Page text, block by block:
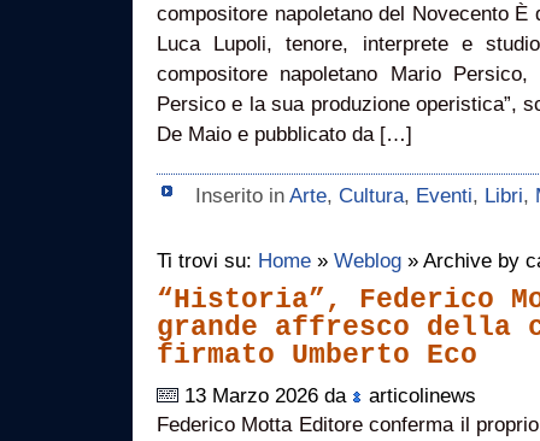
compositore napoletano del Novecento È
Luca Lupoli, tenore, interprete e
compositore napoletano Mario
Persico e la sua produzione operistica”,
De Maio e pubblicato da […]
Inserito in Arte, Cultura, Eventi, Libri,
Ti trovi su: Home » Weblog » Archive by
“Historia”, Federico
grande affresco della
firmato Umberto Eco
13 Marzo 2026 da
articolinews
Federico Motta Editore conferma il